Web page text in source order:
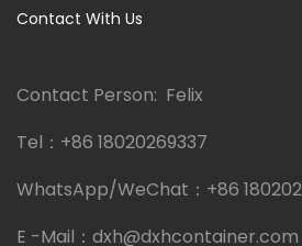
Contact With Us
Contact Person: Felix
Tel： +86 18020269337
WhatsApp/WeChat： +86
E -Mail： dxh@dxhcontainer.com